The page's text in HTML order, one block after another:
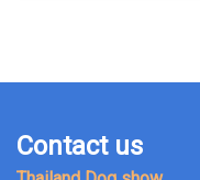
Contact us